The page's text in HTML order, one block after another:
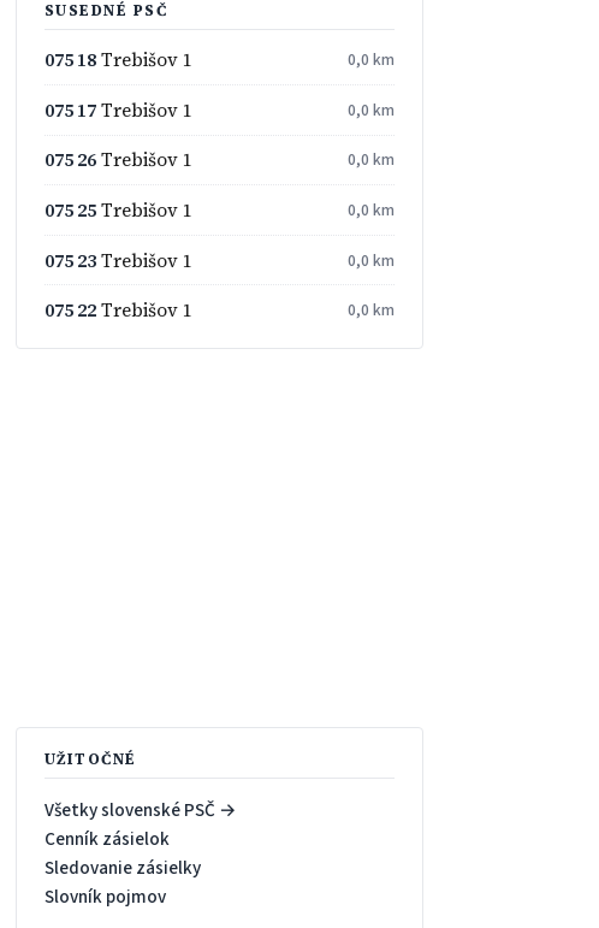
SUSEDNÉ PSČ
075 18Trebišov 1 0,0 km
075 17Trebišov 1 0,0 km
075 26Trebišov 1 0,0 km
075 25Trebišov 1 0,0 km
075 23Trebišov 1 0,0 km
075 22Trebišov 1 0,0 km
UŽITOČNÉ
Všetky slovenské PSČ →
Cenník zásielok
Sledovanie zásielky
Slovník pojmov